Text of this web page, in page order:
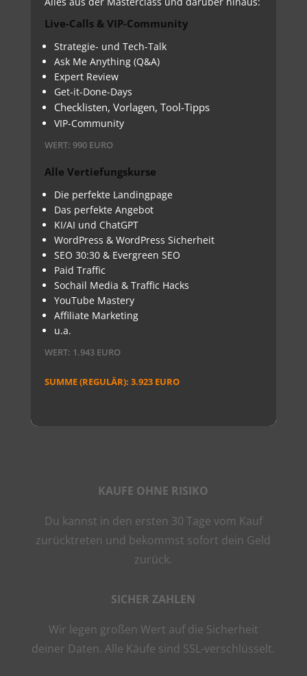
Live-Calls & VIP-Community
Strategie- und Tech-Talk
Ask Me Anything (Q&A)
Expert Review
Get-it-Done-Days
Checklisten, Vorlagen, Tool-Tipps
VIP-Community
WERT: 990 EURO
Alle Vertiefungskurse
Die perfekte Landingpage
Das perfekte Angebot
KI/AI und ChatGPT
WordPress & WordPress Sicherheit
SEO 30:30 & Evergreen SEO
Paid Traffic
Sochail Media & Traffic Hacks
YouTube Mastery
Affiliate Marketing
u.a.
WERT: 1.943 EURO
SUMME (REGULÄR): 3.923 EURO
KAUFE OHNE RISIKO
Du kannst in den ersten 30 Tage vom Kauf
zurücktreten und bekommst sofort dein Geld
zurück.
SICHER ZAHLEN
Wir legen großen Wert auf die Sicherheit
deiner Daten. Alle Käufe sind SSL-verschlüsselt.